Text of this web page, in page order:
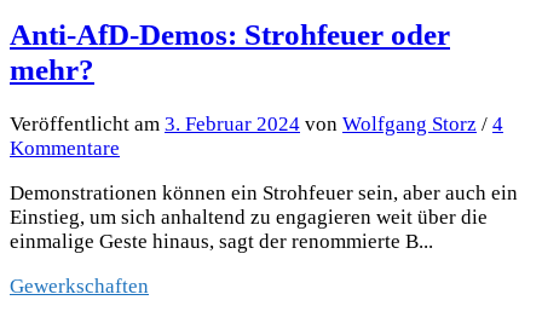
Anti-AfD-Demos: Strohfeuer oder
mehr?
Veröffentlicht am 3. Februar 2024 von Wolfgang Storz / 4
Kommentare
Demonstrationen können ein Strohfeuer sein, aber auch ein
Einstieg, um sich anhaltend zu engagieren weit über die
einmalige Geste hinaus, sagt der renommierte B...
Gewerkschaften